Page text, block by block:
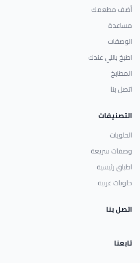
أضف مطعمك
مساعدة
الوصفات
اطبخ باللي عندك
المطابخ
اتصل بنا
التصنيفات
الحلويات
وصفات سريعة
اطباق رئيسية
حلويات غربية
اتصل بنا
تابعنا